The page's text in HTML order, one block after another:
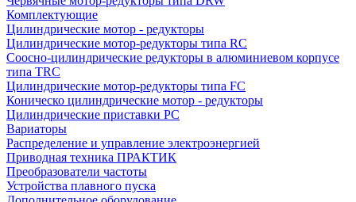
Комплектующие
Цилиндрические мотор - редукторы
Цилиндрические мотор-редукторы типа RC
Соосно-цилиндрические редукторы в алюминиевом корпусе
типа TRC
Цилиндрические мотор-редукторы типа FC
Коническо цилиндрические мотор - редукторы
Цилиндрические приставки PC
Вариаторы
Распределение и управление электроэнергией
Приводная техника ПРАКТИК
Преобразователи частоты
Устройства плавного пуска